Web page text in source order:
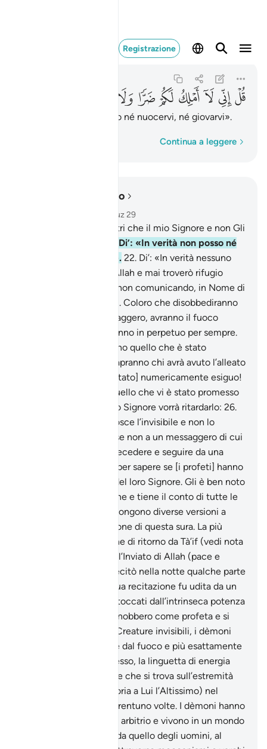
Registrazione
ﲄﲅﲆﲇ ﲈﲉﲊ
Di’: «In verità non posso né nuocervi, né giovarvi».
Continua a leggere
Leggere nel contesto
Capitolo 72, Pagina 573, Juz 29
Di’: «Non invoco altri che il mio Signore e non Gli
Di’: «In verità non posso né
nuocervi, né giovarvi». 22. Di’: «In verità nessuno
potrà proteggermi da Allah e mai troverò rifugio
se non comunicando, in Nome di
Allah, i Suoi messaggi». Coloro che disobbediranno
ad Allah e al Suo Messaggero, avranno il fuoco
dell’Inferno e vi rimarranno in perpetuo per sempre.
Quando poi vedranno quello che è stato
promesso loro, allora sapranno chi avrà avuto l’alleato
più debole e [chi sarà stato] numericamente esiguo!
Di’: «Io non so se quello che vi è stato promesso
è imminente o se il mio Signore vorrà ritardarlo: 26.
[Egli è] Colui Che conosce l’invisibile e non lo
se non a un messaggero di cui
Si compiace, che fa precedere e seguire da una
per sapere se [i profeti] hanno
trasmesso i messaggi del loro Signore. Gli è ben noto
tutto ciò che li concerne e tiene il conto di tutte le
cose». Gli esegeti propongono diverse versioni a
proposito della rivelazione di questa sura. La più
accreditata riferisce che di ritorno da Tà’if (vedi nota
al titolo della sura xvii) l’Inviato di Allah (pace e
benedizioni su di lui) recitò nella notte qualche parte
del Santo Corano. La sua recitazione fu udita da un
gruppo di dèmoni che toccati dall’intrinseca potenza
di quelle parole, lo riconobbero come profeta e si
convertirono all’IsIàm. Creature invisibili, i dèmoni
vennero creati a partire dal fuoco e più esattamente
dalla parte più pura di esso, la linguetta di energia
che non emette fumo e che si trova sull’estremità
della fiamma. Allah (gloria a Lui l’Altissimo) nel
Corano li nomina ben trentuno volte. I dèmoni hanno
volontà propria e libero arbitrio e vivono in un mondo
contiguo ma separato da quello degli uomini, al